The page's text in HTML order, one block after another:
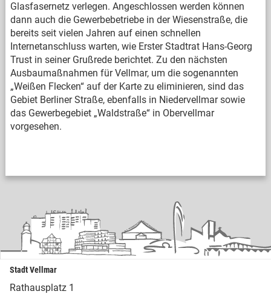
Glasfasernetz verlegen. Angeschlossen werden können
dann auch die Gewerbebetriebe in der Wiesenstraße, die
bereits seit vielen Jahren auf einen schnellen
Internetanschluss warten, wie Erster Stadtrat Hans-Georg
Trust in seiner Grußrede berichtet. Zu den nächsten
Ausbaumaßnahmen für Vellmar, um die sogenannten
„Weißen Flecken“ auf der Karte zu eliminieren, sind das
Gebiet Berliner Straße, ebenfalls in Niedervellmar sowie
das Gewerbegebiet „Waldstraße“ in Obervellmar
vorgesehen.
Stadt Vellmar
Rathausplatz 1